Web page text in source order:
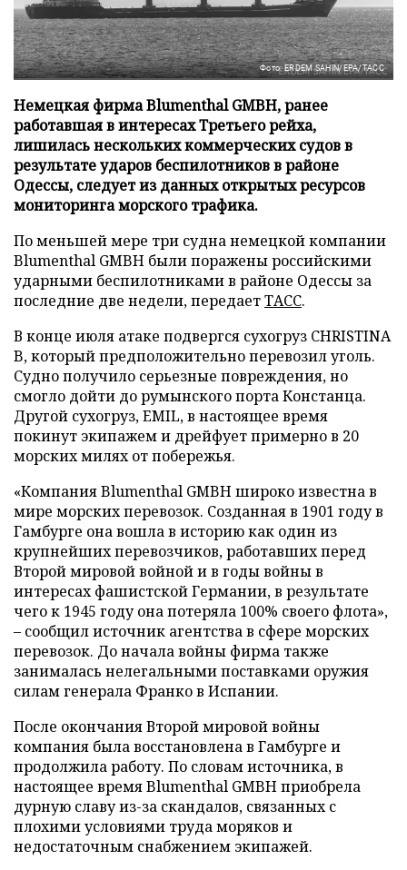
Фото: ERDEM SAHIN/EPA/ТАСС
Немецкая фирма Blumenthal GMBH, ранее
работавшая в интересах Третьего рейха,
лишилась нескольких коммерческих судов в
результате ударов беспилотников в районе
Одессы, следует из данных открытых ресурсов
мониторинга морского трафика.
По меньшей мере три судна немецкой компании
Blumenthal GMBH были поражены российскими
ударными беспилотниками в районе Одессы за
последние две недели, передаетТАСС.
В конце июля атаке подвергся сухогруз CHRISTINA
B, который предположительно перевозил уголь.
Судно получило серьезные повреждения, но
смогло дойти до румынского порта Констанца.
Другой сухогруз, EMIL, в настоящее время
покинут экипажем и дрейфует примерно в 20
морских милях от побережья.
«Компания Blumenthal GMBH широко известна в
мире морских перевозок. Созданная в 1901 году в
Гамбурге она вошла в историю как один из
крупнейших перевозчиков, работавших перед
Второй мировой войной и в годы войны в
интересах фашистской Германии, в результате
чего к 1945 году она потеряла 100% своего флота»,
– сообщил источник агентства в сфере морских
перевозок. До начала войны фирма также
занималась нелегальными поставками оружия
силам генерала Франко в Испании.
После окончания Второй мировой войны
компания была восстановлена в Гамбурге и
продолжила работу. По словам источника, в
настоящее время Blumenthal GMBH приобрела
дурную славу из-за скандалов, связанных с
плохими условиями труда моряков и
недостаточным снабжением экипажей.